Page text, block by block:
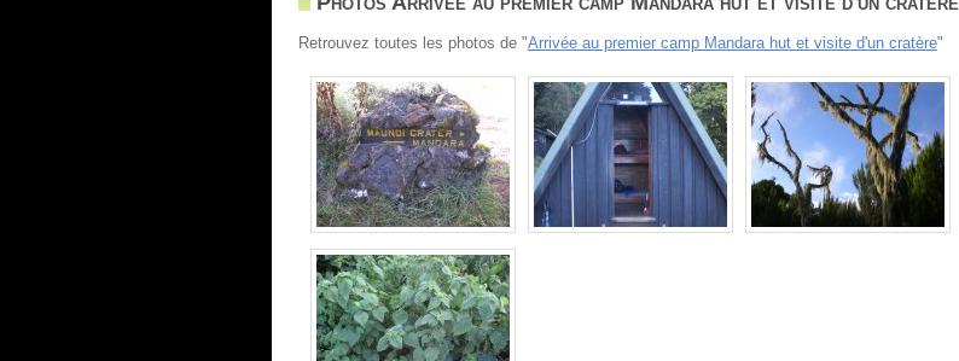
Retrouvez toutes les photos de "Arrivée au premier camp Mandara hut et visite d'un cratère"